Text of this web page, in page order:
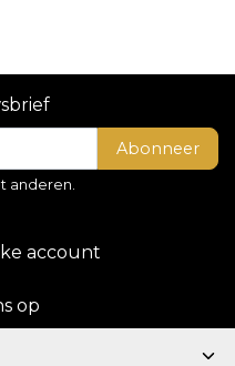
Abonneer
anderen.
account
op